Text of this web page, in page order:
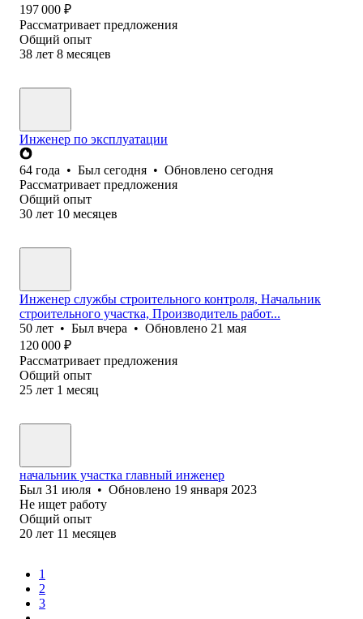
197 000 ₽
Рассматривает предложения
Общий опыт
38 лет 8 месяцев
Инженер по эксплуатации
64 года • Был сегодня • Обновлено сегодня
Рассматривает предложения
Общий опыт
30 лет 10 месяцев
Инженер службы строительного контроля, Начальник
строительного участка, Производитель работ...
50 лет • Был вчера • Обновлено 21 мая
120 000 ₽
Рассматривает предложения
Общий опыт
25 лет 1 месяц
начальник участка главный инженер
Был 31 июля • Обновлено 19 января 2023
Не ищет работу
Общий опыт
20 лет 11 месяцев
1
2
3